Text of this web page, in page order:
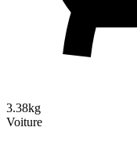
3.38kg
Voiture